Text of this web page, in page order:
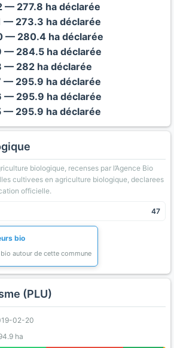
— 277.8 ha déclarée
— 273.3 ha déclarée
— 280.4 ha déclarée
— 284.5 ha déclarée
— 282 ha déclarée
— 295.9 ha déclarée
— 295.9 ha déclarée
— 295.9 ha déclarée
biologique, recenses par l’Agence Bio
cultivees en agriculture biologique, declarees
officielle.
47
bio
autour de cette commune
(PLU)
02-20
ha